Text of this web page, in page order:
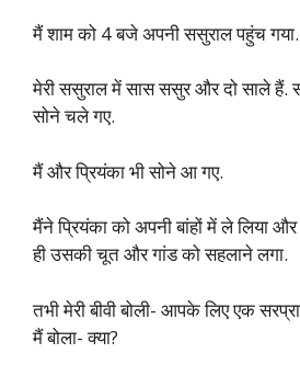
मैं शाम को 4 बजे अपनी ससुराल पहुंच गया.
मेरी ससुराल में सास ससुर और दो साले हैं.
सोने चले गए.
मैं और प्रियंका भी सोने आ गए.
मैंने प्रियंका को अपनी बांहों में ले लिया
ही उसकी चूत और गांड को सहलाने लगा.
तभी मेरी बीवी बोली- आपके लिए एक
मैं बोला- क्या?